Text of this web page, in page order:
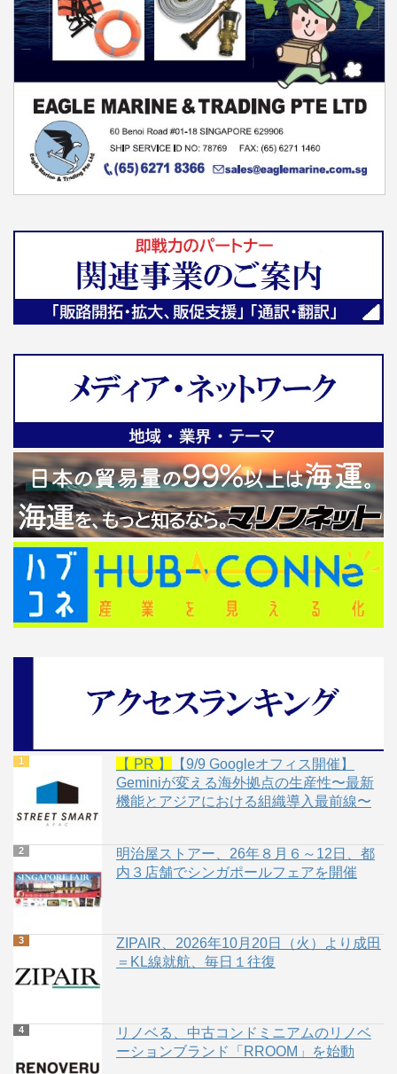
【 PR 】
【9/9 Googleオフィス開催】
Geminiが変える海外拠点の生産性〜最新
機能とアジアにおける組織導入最前線〜
明治屋ストアー、26年８月６～12日、都
内３店舗でシンガポールフェアを開催
ZIPAIR、2026年10月20日（火）より成田
＝KL線就航、毎日１往復
リノベる、中古コンドミニアムのリノベ
ーションブランド「RROOM」を始動